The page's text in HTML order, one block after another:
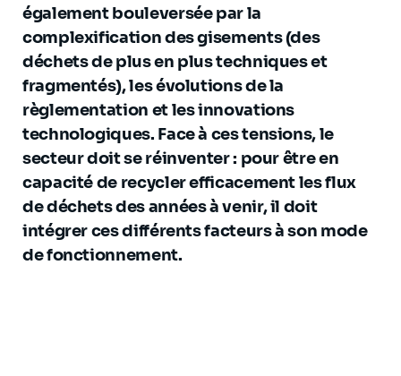
également bouleversée par la
complexification des gisements (des
déchets de plus en plus techniques et
fragmentés), les évolutions de la
règlementation et les innovations
technologiques. Face à ces tensions, le
secteur doit se réinventer : pour être en
capacité de recycler efficacement les flux
de déchets des années à venir, il doit
intégrer ces différents facteurs à son mode
de fonctionnement.